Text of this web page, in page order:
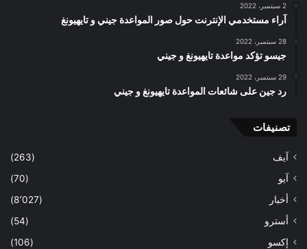
2 سبتمبر، 2022
آراء مستخدمي الإنترنت حول صور المواعدة جيني و تايهيونغ
28 سبتمبر، 2022
جيسو تؤكد مواعدة تايهيونغ و جيني
29 سبتمبر، 2022
رد جين على شائعات المواعدة تايهيونغ و جيني
تصنيفات
آيف
(263)
آيو
(70)
أخبار
(8٬027)
أسترو
(54)
إكسو
(106)